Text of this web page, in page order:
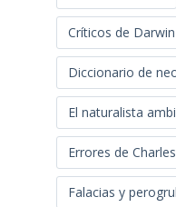
Críticos de Darwin
Diccionario de
El naturalista
Errores de
Falacias y